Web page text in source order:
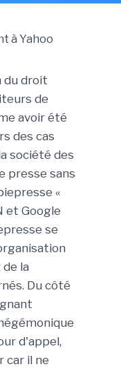
du droit
de
avoir été
des cas
société des
presse sans
«
et Google
se
la
Du côté
d'appel,
car il ne